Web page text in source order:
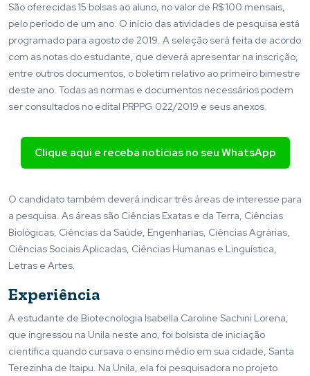
São oferecidas 15 bolsas ao aluno, no valor de R$ 100 mensais,
pelo período de um ano. O início das atividades de pesquisa está
programado para agosto de 2019. A seleção será feita de acordo
com as notas do estudante, que deverá apresentar na inscrição,
entre outros documentos, o boletim relativo ao primeiro bimestre
deste ano. Todas as normas e documentos necessários podem
ser consultados no edital PRPPG 022/2019 e seus anexos.
Clique aqui e receba notícias no seu WhatsApp
O candidato também deverá indicar três áreas de interesse para
a pesquisa. As áreas são Ciências Exatas e da Terra, Ciências
Biológicas, Ciências da Saúde, Engenharias, Ciências Agrárias,
Ciências Sociais Aplicadas, Ciências Humanas e Linguística,
Letras e Artes.
Experiência
A estudante de Biotecnologia Isabella Caroline Sachini Lorena,
que ingressou na Unila neste ano, foi bolsista de iniciação
científica quando cursava o ensino médio em sua cidade, Santa
Terezinha de Itaipu. Na Unila, ela foi pesquisadora no projeto